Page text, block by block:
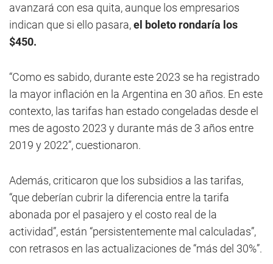
avanzará con esa quita, aunque los empresarios
indican que si ello pasara,el boleto rondaría los
$450.
“Como es sabido, durante este 2023 se ha registrado
la mayor inflación en la Argentina en 30 años. En este
contexto, las tarifas han estado congeladas desde el
mes de agosto 2023 y durante más de 3 años entre
2019 y 2022”, cuestionaron.
Además, criticaron que los subsidios a las tarifas,
“que deberían cubrir la diferencia entre la tarifa
abonada por el pasajero y el costo real de la
actividad”, están “persistentemente mal calculadas”,
con retrasos en las actualizaciones de “más del 30%”.